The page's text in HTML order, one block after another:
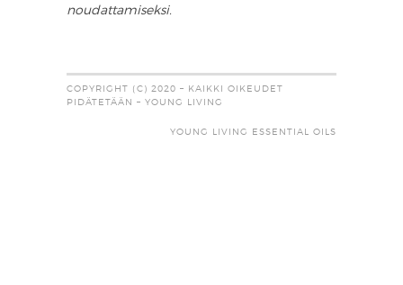
noudattamiseksi.
COPYRIGHT (C) 2020 – KAIKKI OIKEUDET
PIDÄTETÄÄN – YOUNG LIVING
YOUNG LIVING ESSENTIAL OILS